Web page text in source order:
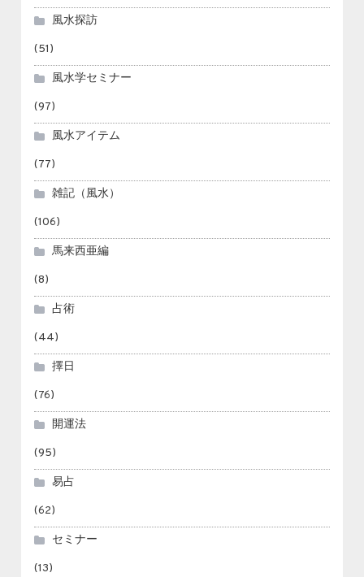
風水探訪
(51)
風水学セミナー
(97)
風水アイテム
(77)
雑記（風水）
(106)
馬来西亜編
(8)
占術
(44)
擇日
(76)
開運法
(95)
易占
(62)
セミナー
(13)